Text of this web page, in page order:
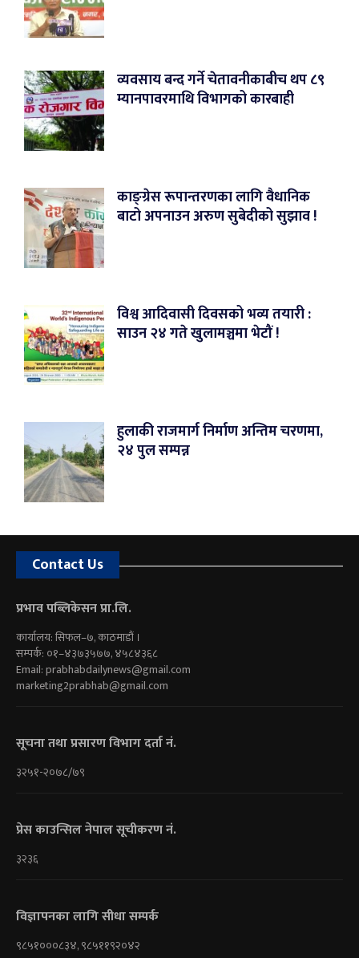
व्यवसाय बन्द गर्ने चेतावनीकाबीच थप ८९
म्यानपावरमाथि विभागको कारबाही
काङ्ग्रेस रूपान्तरणका लागि वैधानिक
बाटो अपनाउन अरुण सुबेदीको सुझाव !
विश्व आदिवासी दिवसको भव्य तयारी :
साउन २४ गते खुलामञ्चमा भेटौं !
हुलाकी राजमार्ग निर्माण अन्तिम चरणमा,
२४ पुल सम्पन्न
Contact Us
प्रभाव पब्लिकेसन प्रा.लि.
कार्यालय: सिफल–७, काठमाडौं ।
सम्पर्क: ०१–४३७३५७७, ४५८४३६८
Email:prabhabdailynews@gmail.com
marketing2prabhab@gmail.com
सूचना तथा प्रसारण विभाग दर्ता नं.
३२५१-२०७८/७९
प्रेस काउन्सिल नेपाल सूचीकरण नं.
३२३६
विज्ञापनका लागि सीधा सम्पर्क
९८५१०००८३४, ९८५११९२०४२